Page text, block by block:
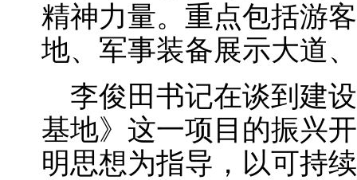
精神力量。重点包括游
地、军事装备展示大道
李俊田书记在谈到建
基地》这一项目的振兴
明思想为指导，以可持